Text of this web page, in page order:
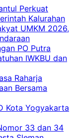
Perkuat
Kalurahan
UMKM 2026,
PO Putra
IWKBU dan
Raharja
Bersama
Kota Yogyakarta
33 dan 34